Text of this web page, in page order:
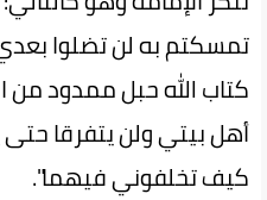
تمسكتم به لن تضلوا
كتاب الله حبل ممدود من
أهل بيتي ولن يتفرقا
كيف تخلفوني فيهما".